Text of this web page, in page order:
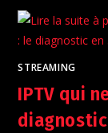
STREAMING
IPTV qui